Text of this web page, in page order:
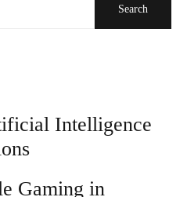
Search
Intelligence
Gaming in